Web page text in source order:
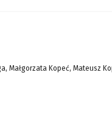
Małgorzata Kopeć, Mateusz